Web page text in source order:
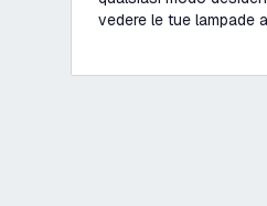
vedere le tue lampade